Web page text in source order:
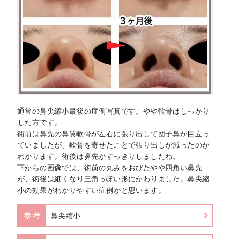
通常の鼻尖縮小最後の症例写真です。やや軟骨はしっかり
した方です。
術前は鼻先の鼻翼軟骨が左右に張り出して団子鼻が目立っ
ていましたが、軟骨を寄せたことで張り出しが減ったのが
わかります。術後は鼻先がすっきりしましたね。
下からの画像では、術前の丸みをおびたやや四角い鼻先
が、術後は細くなり三角っぽい形にかわりました。鼻尖縮
小の効果がわかりやすい症例かと思います。
参考 鼻尖縮小